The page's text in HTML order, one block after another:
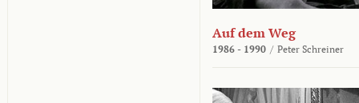
Auf dem Weg
1986 - 1990 / Peter Schreiner